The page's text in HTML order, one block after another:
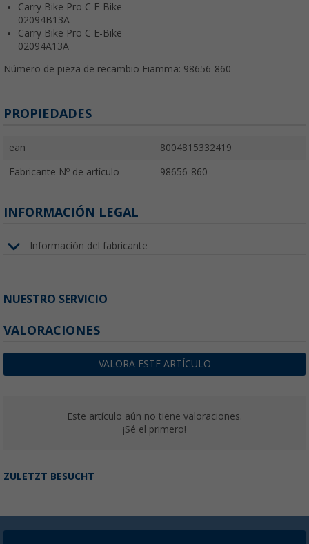
Carry Bike Pro C E-Bike
02094B13A
Carry Bike Pro C E-Bike
02094A13A
Número de pieza de recambio Fiamma: 98656-860
PROPIEDADES
ean 8004815332419
Fabricante Nº de artículo 98656-860
INFORMACIÓN LEGAL
Información del fabricante
NUESTRO SERVICIO
VALORACIONES
VALORA ESTE ARTÍCULO
Este artículo aún no tiene valoraciones.
¡Sé el primero!
ZULETZT BESUCHT